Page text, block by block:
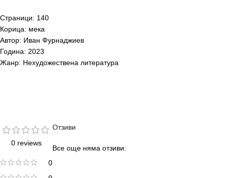
Страници: 140
Корица: мека
Автор: Иван Фурнаджиев
Година: 2023
Жанр: Нехудожествена литература
0 reviews
0
Отзиви
Все още няма отзиви.